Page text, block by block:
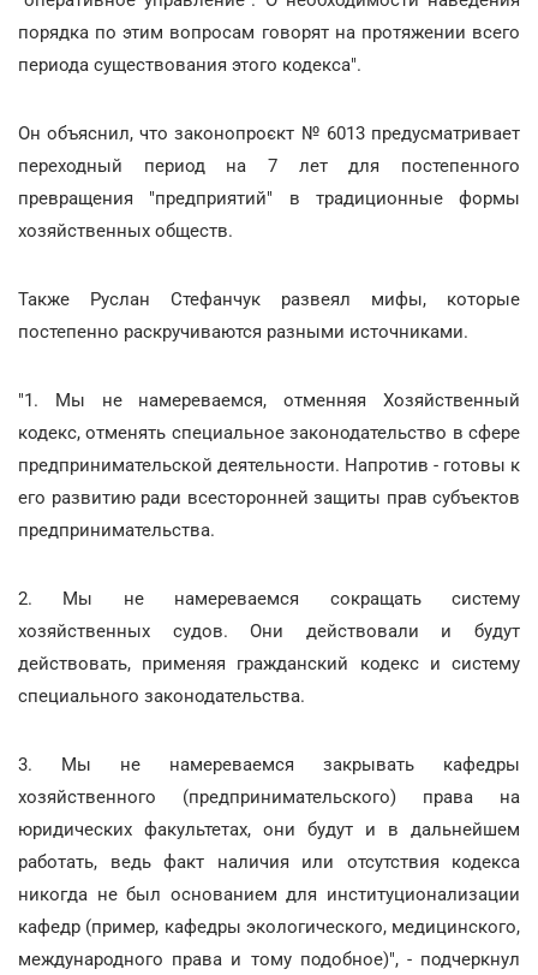
порядка по этим вопросам говорят на протяжении всего
периода существования этого кодекса".
Он объяснил, что законопроєкт № 6013 предусматривает
переходный период на 7 лет для постепенного
превращения "предприятий" в традиционные формы
хозяйственных обществ.
Также Руслан Стефанчук развеял мифы, которые
постепенно раскручиваются разными источниками.
"1. Мы не намереваемся, отменняя Хозяйственный
кодекс, отменять специальное законодательство в сфере
предпринимательской деятельности. Напротив - готовы к
его развитию ради всесторонней защиты прав субъектов
предпринимательства.
2. Мы не намереваемся сокращать систему
хозяйственных судов. Они действовали и будут
действовать, применяя гражданский кодекс и систему
специального законодательства.
3. Мы не намереваемся закрывать кафедры
хозяйственного (предпринимательского) права на
юридических факультетах, они будут и в дальнейшем
работать, ведь факт наличия или отсутствия кодекса
никогда не был основанием для институционализации
кафедр (пример, кафедры экологического, медицинского,
международного права и тому подобное)", - подчеркнул